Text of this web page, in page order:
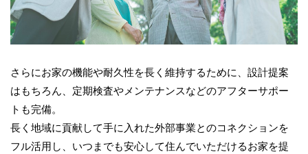
さらにお家の機能や耐久性を長く維持するために、設計提案
はもちろん、定期検査やメンテナンスなどのアフターサポー
トも完備。
長く地域に貢献して手に入れた外部事業とのコネクションを
フル活用し、いつまでも安心して住んでいただけるお家を提